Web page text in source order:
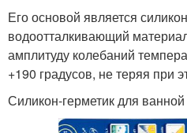
Его основой является
водоотталкивающий
амплитуду колебаний
+190 градусов, не теряя при
Силикон-герметик для